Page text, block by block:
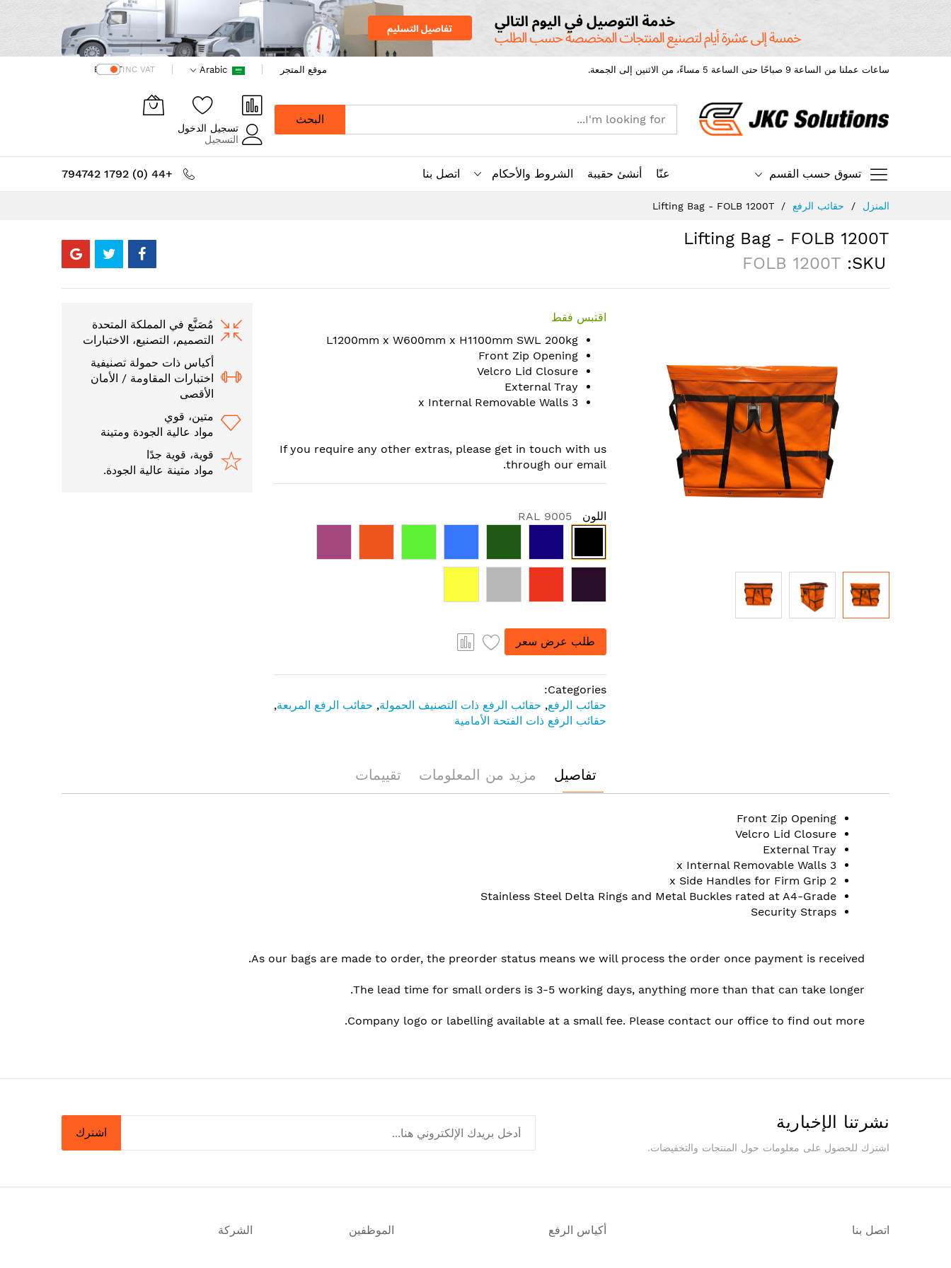
ساعات عملنا من الساعة 9 صباحًا حتى الساعة 5 مساءً، من الاثنين إلى الجمعة. موقع المتجر Arabic
INC VAT
EX VAT
تسوق حسب القسم
البحث
تسجيل الدخول
التسجيل
عنّا أنشئ حقيبة الشروط والأحكام اتصل بنا
+44 (0) 1792 794742
المنزل حقائب الرفع Lifting Bag - FOLB 1200T
Lifting Bag - FOLB 1200T
SKU
FOLB 1200T
اقتبس فقط
L1200mm x W600mm x H1100mm SWL 200kg
Front Zip Opening
Velcro Lid Closure
External Tray
3 x Internal Removable Walls
If you require any other extras, please get in touch with us
through our email.
اللون RAL 9005
طلب عرض سعر
Categories:
حقائب الرفع, حقائب الرفع ذات التصنيف الحمولة, حقائب الرفع المربعة,
حقائب الرفع ذات الفتحة الأمامية
مُصَنَّع في المملكة المتحدة
التصميم، التصنيع، الاختبارات
أكياس ذات حمولة تصنيفية
اختبارات المقاومة / الأمان
الأقصى
متين، قوي
مواد عالية الجودة ومتينة
قوية، قوية جدًا
مواد متينة عالية الجودة.
تفاصيل
Front Zip Opening
Velcro Lid Closure
External Tray
3 x Internal Removable Walls
2 x Side Handles for Firm Grip
Stainless Steel Delta Rings and Metal Buckles rated at A4-Grade
Security Straps
As our bags are made to order, the preorder status means we will process the order once payment is received.
The lead time for small orders is 3-5 working days, anything more than that can take longer.
Company logo or labelling available at a small fee. Please contact our office to find out more.
مزيد من المعلومات تقييمات
نشرتنا الإخبارية
اشترك للحصول على معلومات حول المنتجات والتخفيضات.
اشترك
اتصل بنا أكياس الرفع الموظفين الشركة